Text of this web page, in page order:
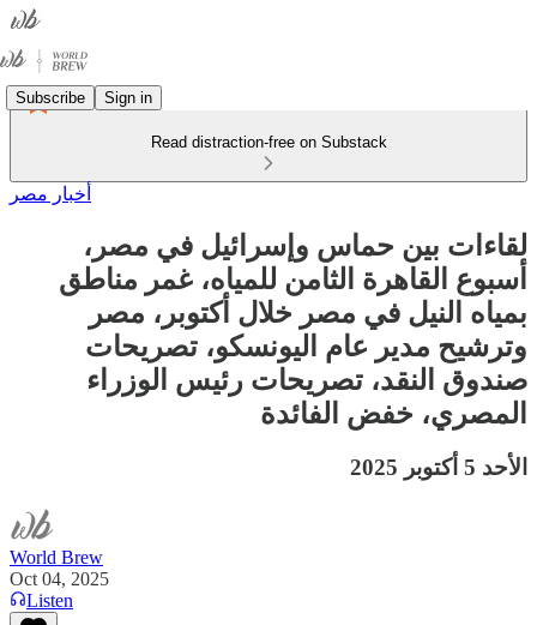
Subscribe Sign in
Read distraction-free on Substack
أخبار مصر
لقاءات بين حماس وإسرائيل في مصر،
أسبوع القاهرة الثامن للمياه، غمر مناطق
بمياه النيل في مصر خلال أكتوبر، مصر
وترشيح مدير عام اليونسكو، تصريحات
صندوق النقد، تصريحات رئيس الوزراء
المصري، خفض الفائدة
الأحد 5 أكتوبر 2025
World Brew
Oct 04, 2025
Listen